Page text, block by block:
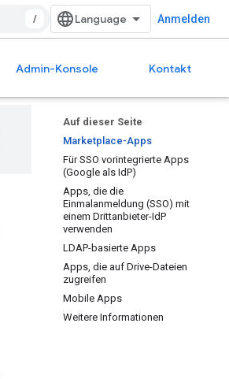
/ Anmelden
Admin-Konsole Kontakt
Auf dieser Seite
Marketplace-Apps
Für SSO vorintegrierte Apps
(Google als IdP)
Apps, die die
Einmalanmeldung (SSO) mit
einem Drittanbieter-IdP
verwenden
LDAP-basierte Apps
Apps, die auf Drive-Dateien
zugreifen
Mobile Apps
Weitere Informationen